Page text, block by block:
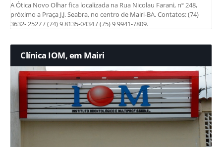
A Ótica Novo Olhar fica localizada na Rua Nicolau Farani, nº 248,
próximo a Praça J.J. Seabra, no centro de Mairi-BA. Contatos: (74)
3632- 2527 / (74) 9 8135-0434 / (75) 9 9941-7809.
Clínica IOM, em Mairi